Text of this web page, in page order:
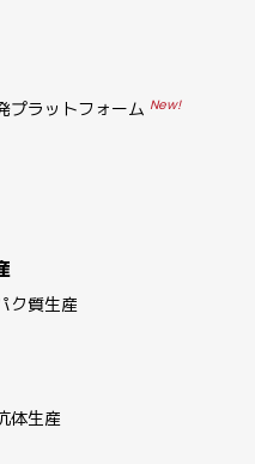
プラットフォーム New!
ク質生産
体生産